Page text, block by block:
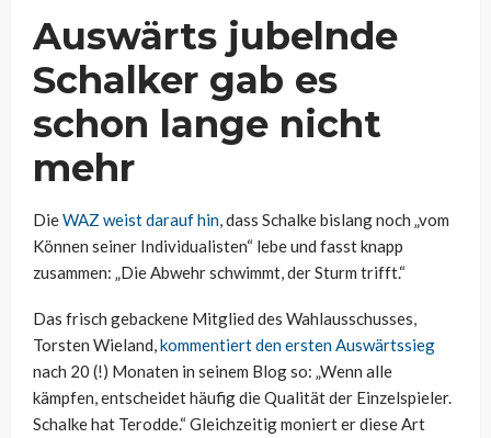
Auswärts jubelnde
Schalker gab es
schon lange nicht
mehr
DieWAZ weist darauf hin, dass Schalke bislang noch „vom
Können seiner Individualisten“ lebe und fasst knapp
zusammen: „Die Abwehr schwimmt, der Sturm trifft.“
Das frisch gebackene Mitglied des Wahlausschusses,
Torsten Wieland,kommentiert den ersten Auswärtssieg
nach 20 (!) Monaten in seinem Blog so: „Wenn alle
kämpfen, entscheidet häufig die Qualität der Einzelspieler.
Schalke hat Terodde.“ Gleichzeitig moniert er diese Art